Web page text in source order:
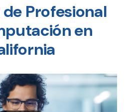
Profesional
en